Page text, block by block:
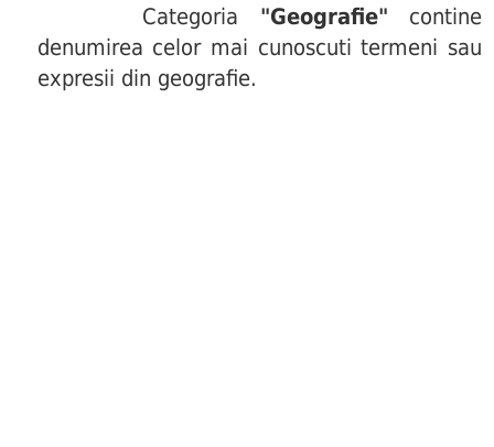
Categoria "Geografie" contine
denumirea celor mai cunoscuti termeni sau
expresii din geografie.